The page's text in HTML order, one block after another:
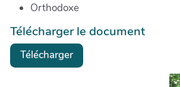
Orthodoxe
Télécharger le document
Télécharger